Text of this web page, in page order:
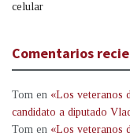
celular
Comentarios
Tom en «Los veteranos
candidato a diputado
Tom en «Los veteranos